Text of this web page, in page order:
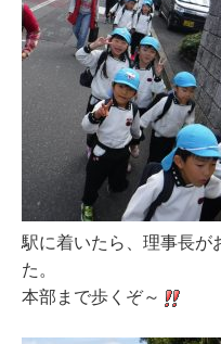
駅に着いたら、理事長が
た。
本部まで歩くぞ～